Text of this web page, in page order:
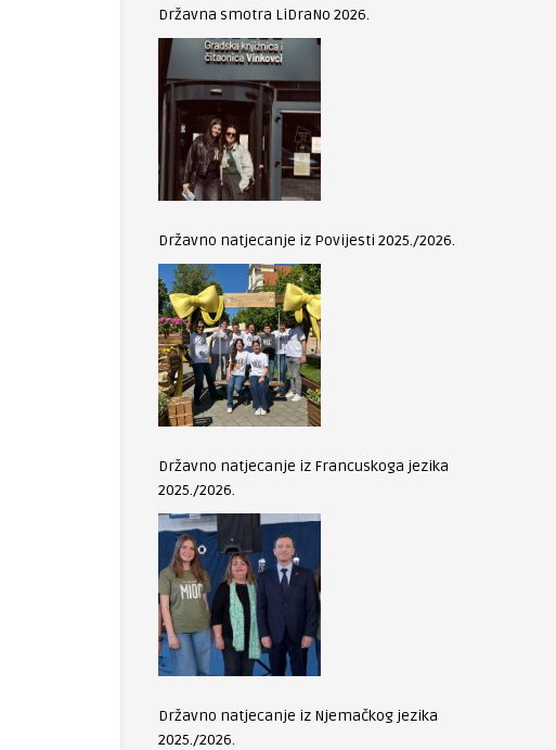
Državna smotra LiDraNo 2026.
Državno natjecanje iz Povijesti 2025./2026.
Državno natjecanje iz Francuskoga jezika
2025./2026.
Državno natjecanje iz Njemačkog jezika
2025./2026.